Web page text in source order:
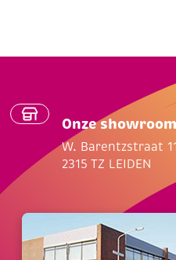
Onze showroom
W. Barentzstraat
2315 TZ LEIDEN